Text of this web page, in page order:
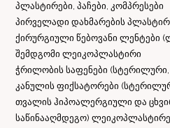
პლასტირები, პაჩები, კომპრესები
პირველადი დახმარების
ქირურგიული წებოვანი ლენტები
შემდგომი ლეიკოპლასტირი
ჭრილობის საფენები (სტერილური,
კანულის ფიქსატორები
თვალის ჰიპოალერგიული და
საწინააღმდეგო)